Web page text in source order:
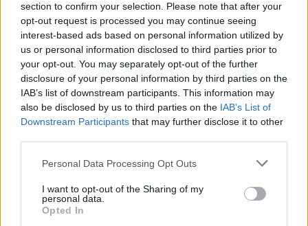
section to confirm your selection. Please note that after your
opt-out request is processed you may continue seeing
interest-based ads based on personal information utilized by
us or personal information disclosed to third parties prior to
your opt-out. You may separately opt-out of the further
disclosure of your personal information by third parties on the
IAB’s list of downstream participants. This information may
also be disclosed by us to third parties on the IAB’s List of
Downstream Participants that may further disclose it to other
Please note that this website/app uses one or more Google
not limited to your visit or usage behaviour. You may click to
grant or deny consent to Google and its third-party tags to
use your data for below specified purposes in below Google
Personal Data Processing Opt Outs
I want to opt-out of the Sharing of my
personal data.
Opted In
AUTORE
Ilaria Mauri
Ilaria Mauri, bolognese, decise di seguire il
giornalismo sportivo dopo una notte al
Dall'Ara durante una partita decisiva: oggi
coordina le pagine di competizioni e
commenti. In redazione predilige reportage
sul campo e conserva il biglietto di quella